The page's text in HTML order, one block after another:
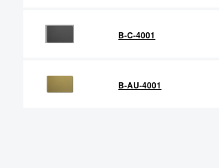
B-C-4001
B-AU-4001